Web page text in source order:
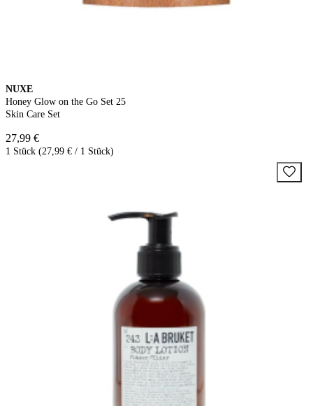
NUXE
Honey Glow on the Go Set 25
Skin Care Set
27,99 €
1 Stück (27,99 € / 1 Stück)